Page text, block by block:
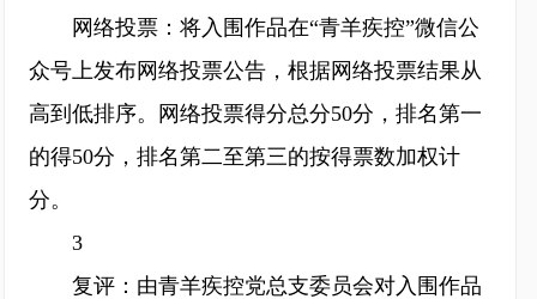
网络投票：将入围作品在“青羊疾控”微信公
众号上发布网络投票公告，根据网络投票结果从
高到低排序。网络投票得分总分50分，排名第一
的得50分，排名第二至第三的按得票数加权计
分。
3
复评：由青羊疾控党总支委员会对入围作品